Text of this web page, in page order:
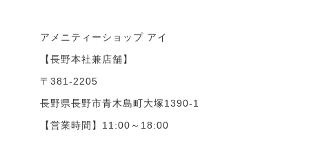
アメニティーショップ アイ
【長野本社兼店舗】
〒381-2205
長野県長野市青木島町大塚1390-1
【営業時間】11:00～18:00